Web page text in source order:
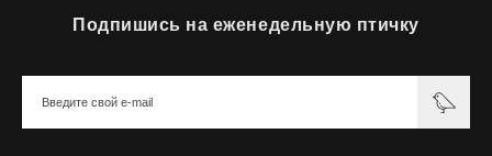
Подпишись на еженедельную птичку